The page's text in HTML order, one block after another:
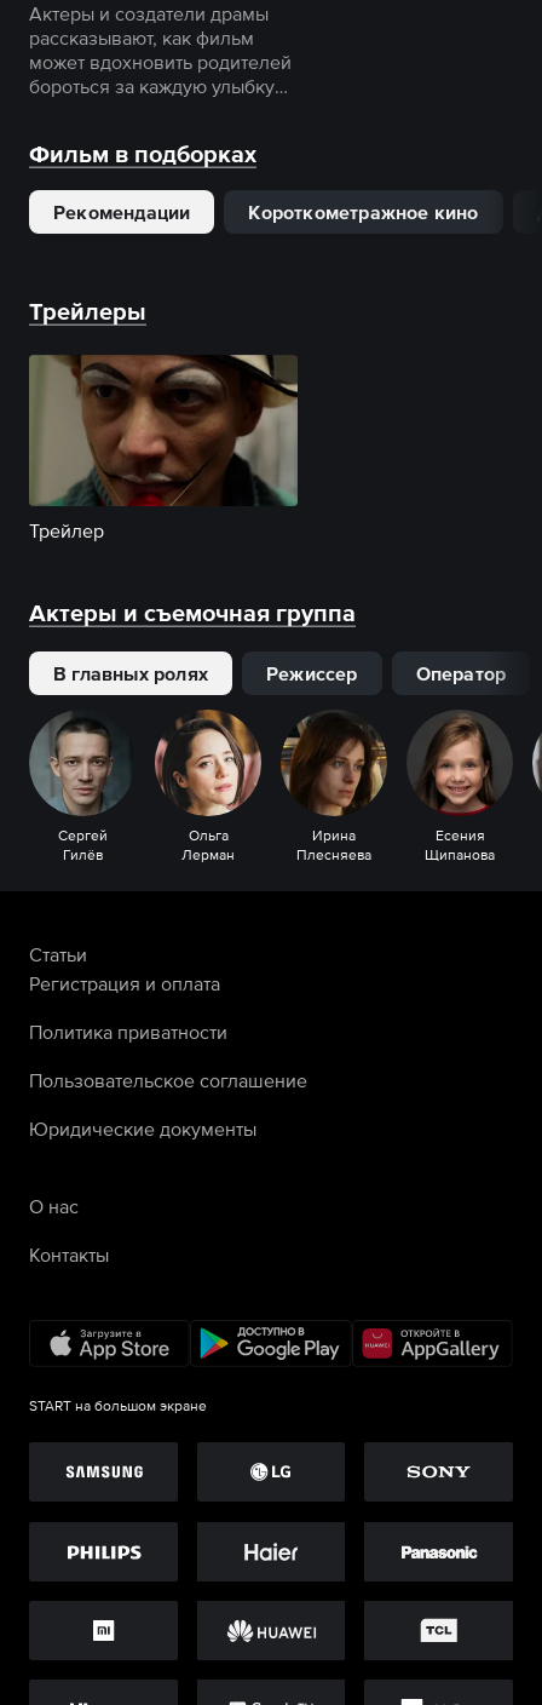
Актеры и создатели драмы
рассказывают, как фильм
может вдохновить родителей
бороться за каждую улыбку
Фильм в подборках
Рекомендации Короткометражное кино
Трейлеры
Трейлер
Актеры и съемочная группа
В главных ролях Режиссер Оператор
Сергей
Гилёв
Ольга
Лерман
Ирина
Плесняева
Есения
Щипанова
Статьи
Регистрация и оплата
Политика приватности
Пользовательское соглашение
Юридические документы
О нас
Контакты
START на большом экране